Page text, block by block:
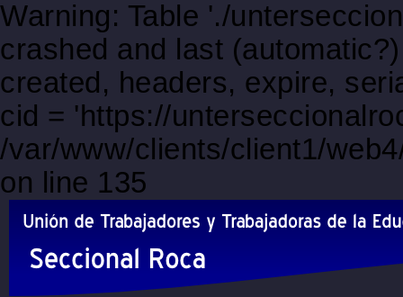
Warning: Table './
crashed and last
created, headers, expire,
cid = 'https://
/var/www/clients/client1/
on line 135